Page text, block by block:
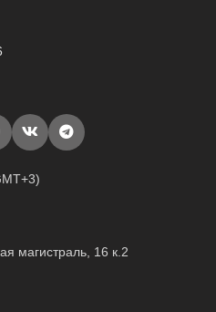
магистраль, 16 к.2